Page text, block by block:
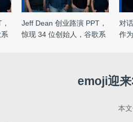
Jeff Dean 创业路演 PPT，
惊现 34 位创始人，谷歌系
对
作
emoji迎
本